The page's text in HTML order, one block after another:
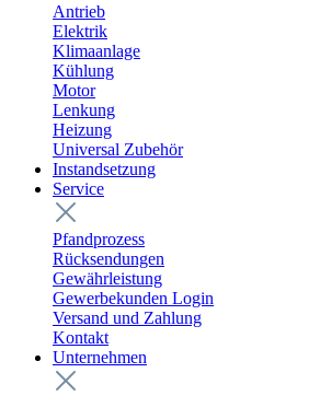
Antrieb
Elektrik
Klimaanlage
Kühlung
Motor
Lenkung
Heizung
Universal Zubehör
Instandsetzung
Service
Pfandprozess
Rücksendungen
Gewährleistung
Gewerbekunden Login
Versand und Zahlung
Kontakt
Unternehmen